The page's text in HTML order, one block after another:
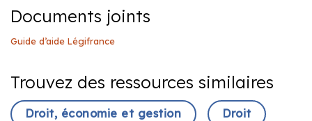
Documents joints
Guide d’aide Légifrance
Trouvez des ressources similaires
Droit, économie et gestion Droit